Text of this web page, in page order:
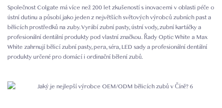
Společnost Colgate má více než 200 let zkušeností s inovacemi v oblasti péče o
ústní dutinu a působí jako jeden z největších světových výrobců zubních past a
bělicích prostředků na zuby. Vyrábí zubní pasty, ústní vody, zubní kartáčky a
profesionální dentální produkty pod vlastní značkou. Řady Optic White a Max
White zahrnují bělicí zubní pasty, pera, séra, LED sady a profesionální dentální
produkty určené pro domácí i ordinační bělení zubů.